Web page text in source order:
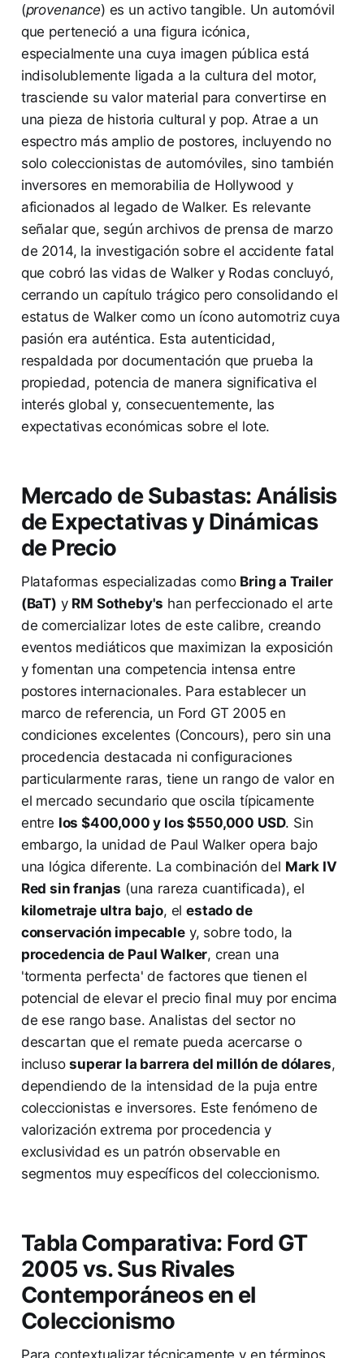
(provenance) es un activo tangible. Un automóvil
que perteneció a una figura icónica,
especialmente una cuya imagen pública está
indisolublemente ligada a la cultura del motor,
trasciende su valor material para convertirse en
una pieza de historia cultural y pop. Atrae a un
espectro más amplio de postores, incluyendo no
solo coleccionistas de automóviles, sino también
inversores en memorabilia de Hollywood y
aficionados al legado de Walker. Es relevante
señalar que, según archivos de prensa de marzo
de 2014, la investigación sobre el accidente fatal
que cobró las vidas de Walker y Rodas concluyó,
cerrando un capítulo trágico pero consolidando el
estatus de Walker como un ícono automotriz cuya
pasión era auténtica. Esta autenticidad,
respaldada por documentación que prueba la
propiedad, potencia de manera significativa el
interés global y, consecuentemente, las
expectativas económicas sobre el lote.
Mercado de Subastas: Análisis
de Expectativas y Dinámicas
de Precio
Plataformas especializadas como Bring a Trailer
(BaT) y RM Sotheby's han perfeccionado el arte
de comercializar lotes de este calibre, creando
eventos mediáticos que maximizan la exposición
y fomentan una competencia intensa entre
postores internacionales. Para establecer un
marco de referencia, un Ford GT 2005 en
condiciones excelentes (Concours), pero sin una
procedencia destacada ni configuraciones
particularmente raras, tiene un rango de valor en
el mercado secundario que oscila típicamente
entre los $400,000 y los $550,000 USD. Sin
embargo, la unidad de Paul Walker opera bajo
una lógica diferente. La combinación del Mark IV
Red sin franjas (una rareza cuantificada), el
kilometraje ultra bajo, elestado de
conservación impecabley, sobre todo, la
procedencia de Paul Walker, crean una
'tormenta perfecta' de factores que tienen el
potencial de elevar el precio final muy por encima
de ese rango base. Analistas del sector no
descartan que el remate pueda acercarse o
inclusosuperar la barrera del millón de dólares,
dependiendo de la intensidad de la puja entre
coleccionistas e inversores. Este fenómeno de
valorización extrema por procedencia y
exclusividad es un patrón observable en
segmentos muy específicos del coleccionismo.
Tabla Comparativa: Ford GT
2005 vs. Sus Rivales
Contemporáneos en el
Coleccionismo
Para contextualizar técnicamente y en términos